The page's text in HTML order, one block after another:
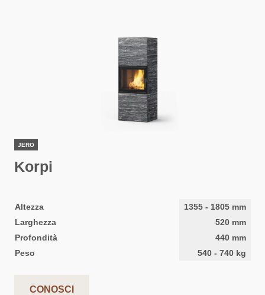
JERO
Korpi
Altezza 1355 - 1805 mm
Larghezza
520 mm
Profondità
440 mm
Peso
540 - 740 kg
CONOSCI